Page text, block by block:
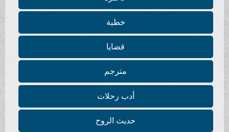
خطبة
قضايا
مترجم
أدب رحلات
حديث الروح